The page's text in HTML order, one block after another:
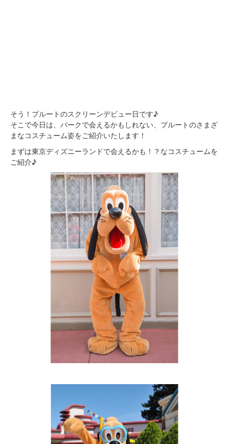
そう！プルートのスクリーンデビュー日です♪
そこで今日は、パークで会えるかもしれない、プルートのさまざ
まなコスチューム姿をご紹介いたします！
まずは東京ディズニーランドで会えるかも！？なコスチュームを
ご紹介♪